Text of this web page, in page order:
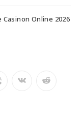
Online 2026